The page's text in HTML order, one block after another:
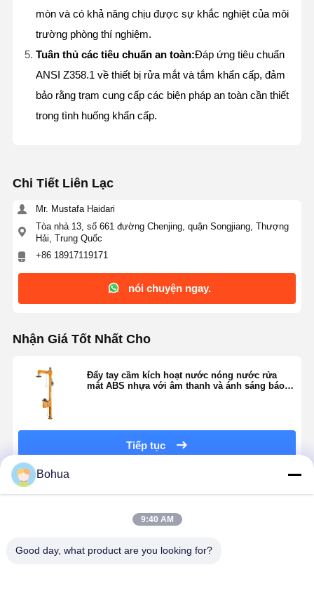
Kiểm Soát
LIÊN HỆ VỚI
Ngay.
Nước rửa mắt cường lực
Trạm rửa mắt gắn tường
mòn và có khả năng chịu được sự khắc nghiệt của môi
trường phòng thí nghiệm.
Tuân thủ các tiêu chuẩn an toàn:Đáp ứng tiêu chuẩn
ANSI Z358.1 về thiết bị rửa mắt và tắm khẩn cấp, đảm
bảo rằng trạm cung cấp các biện pháp an toàn cần thiết
trong tình huống khẩn cấp.
Chi Tiết Liên Lạc
Mr. Mustafa Haidari
Tòa nhà 13, số 661 đường Chenjing, quận Songjiang, Thượng
Hải, Trung Quốc
+86 18917119171
nói chuyện ngay.
Nhận Giá Tốt Nhất Cho
Đẩy tay cầm kích hoạt nước nóng nước rửa
mắt ABS nhựa với âm thanh và ánh sáng báo
Tiếp tục
Sản Phẩm Khuyến Cáo
Bohua
9:40 AM
Good day, what product are you looking for?